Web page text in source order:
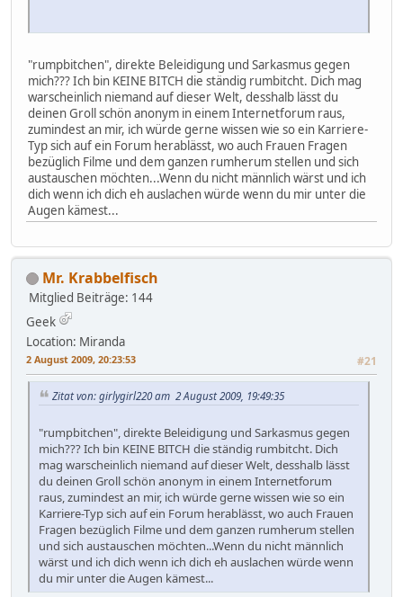
"rumpbitchen", direkte Beleidigung und Sarkasmus gegen
mich??? Ich bin KEINE BITCH die ständig rumbitcht. Dich mag
warscheinlich niemand auf dieser Welt, desshalb lässt du
deinen Groll schön anonym in einem Internetforum raus,
zumindest an mir, ich würde gerne wissen wie so ein Karriere-
Typ sich auf ein Forum herablässt, wo auch Frauen Fragen
bezüglich Filme und dem ganzen rumherum stellen und sich
austauschen möchten...Wenn du nicht männlich wärst und ich
dich wenn ich dich eh auslachen würde wenn du mir unter die
Augen kämest...
Mr. Krabbelfisch
Mitglied Beiträge: 144
Geek
Location: Miranda
2 August 2009, 20:23:53 #21
Zitat von: girlygirl220 am 2 August 2009, 19:49:35
"rumpbitchen", direkte Beleidigung und Sarkasmus gegen
mich??? Ich bin KEINE BITCH die ständig rumbitcht. Dich
mag warscheinlich niemand auf dieser Welt, desshalb lässt
du deinen Groll schön anonym in einem Internetforum
raus, zumindest an mir, ich würde gerne wissen wie so ein
Karriere-Typ sich auf ein Forum herablässt, wo auch Frauen
Fragen bezüglich Filme und dem ganzen rumherum stellen
und sich austauschen möchten...Wenn du nicht männlich
wärst und ich dich wenn ich dich eh auslachen würde wenn
du mir unter die Augen kämest...